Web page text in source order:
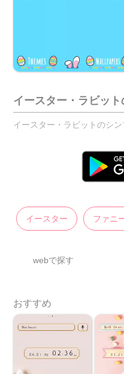
イースター・ラビッ
イースター・ラビットのシ
イースター ファニ
webで探す
おすすめ